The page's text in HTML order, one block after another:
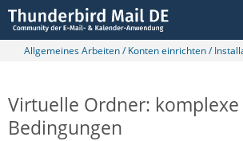
Allgemeines Arbeiten / Konten einrichten /
Virtuelle Ordner: komplexe
Bedingungen